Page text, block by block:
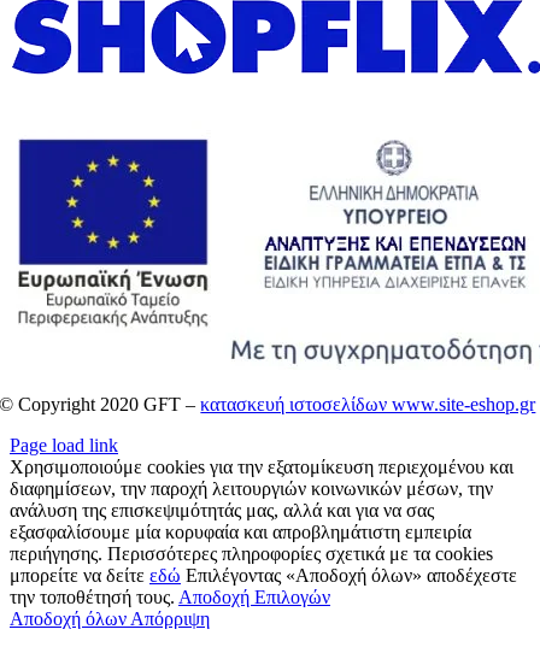
© Copyright 2020 GFT –κατασκευή ιστοσελίδων www.site-eshop.gr
Page load link
Χρησιμοποιούμε cookies για την εξατομίκευση περιεχομένου και
διαφημίσεων, την παροχή λειτουργιών κοινωνικών μέσων, την
ανάλυση της επισκεψιμότητάς μας, αλλά και για να σας
εξασφαλίσουμε μία κορυφαία και απροβλημάτιστη εμπειρία
περιήγησης. Περισσότερες πληροφορίες σχετικά με τα cookies
μπορείτε να δείτε εδώ Επιλέγοντας «Αποδοχή όλων» αποδέχεστε
την τοποθέτησή τους. Αποδοχή Επιλογών
Αποδοχή όλων Απόρριψη